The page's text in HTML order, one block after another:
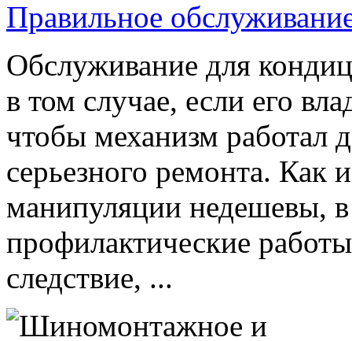
Правильное
Обслуживание для
в том случае, если его
чтобы механизм работал
серьезного ремонта. Как
манипуляции недешевы, в
профилактические
следствие, ...